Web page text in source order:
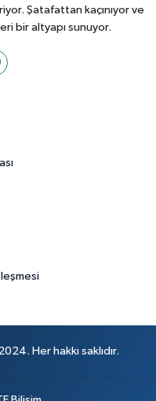
Şatafattan kaçınıyor ve
bir altyapı sunuyor.
Her hakkı saklıdır.